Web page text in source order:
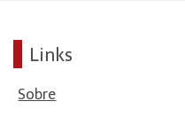
Links
Sobre